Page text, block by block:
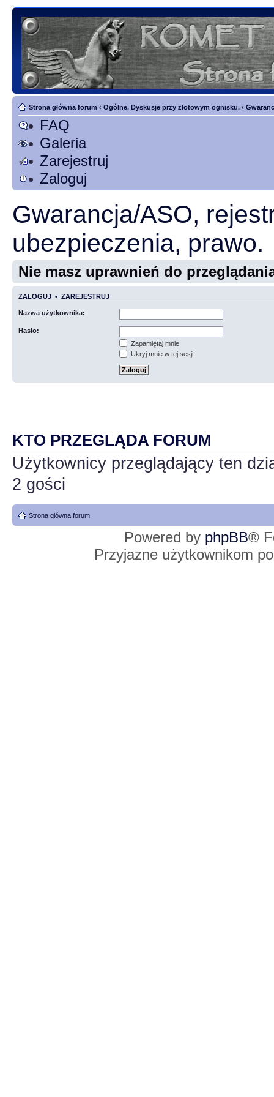
Strona główna forum ‹ Ogólne. Dyskusje przy zlotowym ognisku. ‹
FAQ
Galeria
Zarejestruj
Zaloguj
Gwarancja/ASO,
ubezpieczenia, prawo.
Nie masz uprawnień do
ZALOGUJ • ZAREJESTRUJ
Nazwa użytkownika:
Hasło:
Zapamiętaj mnie
Ukryj mnie w tej sesji
KTO PRZEGLĄDA FORUM
Użytkownicy przeglądający ten
2 gości
Strona główna forum
Powered by phpBB®
Przyjazne użytkownikom